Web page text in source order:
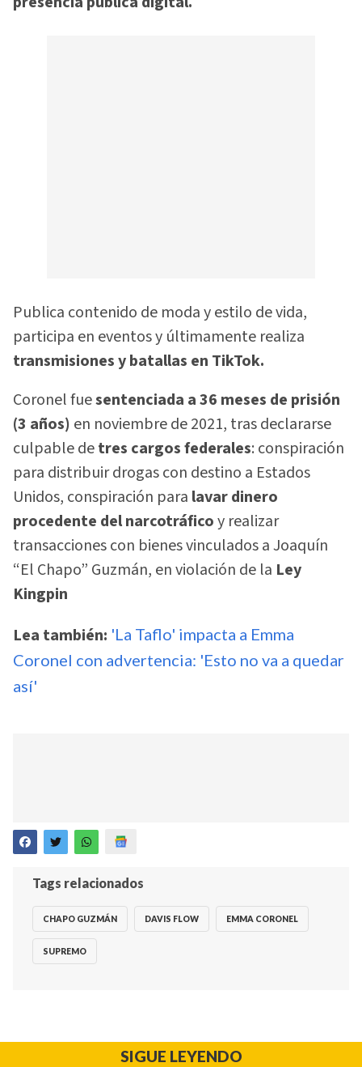
Publica contenido de moda y estilo de vida,
participa en eventos y últimamente realiza
transmisiones y batallas en TikTok.
Coronel fuesentenciada a 36 meses de prisión
(3 años) en noviembre de 2021, tras declararse
culpable detres cargos federales: conspiración
para distribuir drogas con destino a Estados
Unidos, conspiración para lavar dinero
procedente del narcotráficoy realizar
transacciones con bienes vinculados a Joaquín
“El Chapo” Guzmán, en violación de la Ley
Kingpin
Lea también: 'La Taflo' impacta a Emma
Coronel con advertencia: 'Esto no va a quedar
así'
Tags relacionados
CHAPO GUZMÁN DAVIS FLOW EMMA CORONEL
SUPREMO
SIGUE LEYENDO